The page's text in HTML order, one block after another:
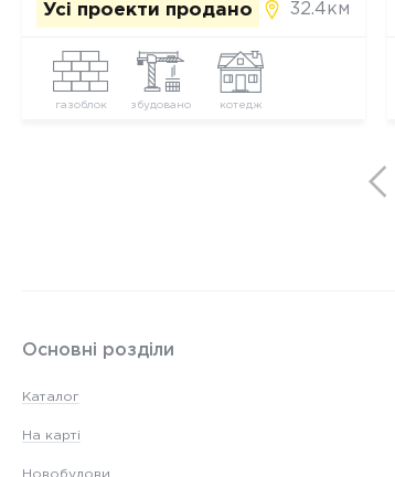
Усі проекти продано 32.4км
газоблок збудовано котедж
Основні розділи
Каталог
На карті
Новобудови